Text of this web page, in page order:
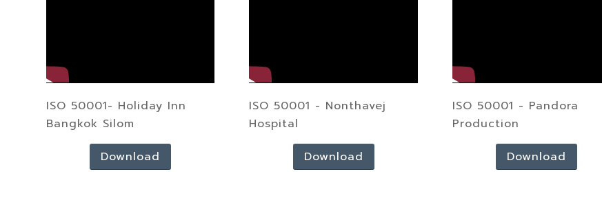
ISO 50001- Holiday Inn
Bangkok Silom
Download
ISO 50001 - Nonthavej
Hospital
Download
ISO 50001 - Pandora
Production
Download